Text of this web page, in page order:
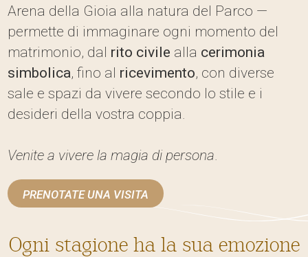
Arena della Gioia alla natura del Parco —
permette di immaginare ogni momento del
matrimonio, dal rito civile alla cerimonia
simbolica, fino al ricevimento, con diverse
sale e spazi da vivere secondo lo stile e i
desideri della vostra coppia.
Venite a vivere la magia di persona.
PRENOTATE UNA VISITA
Ogni stagione ha la sua emozione